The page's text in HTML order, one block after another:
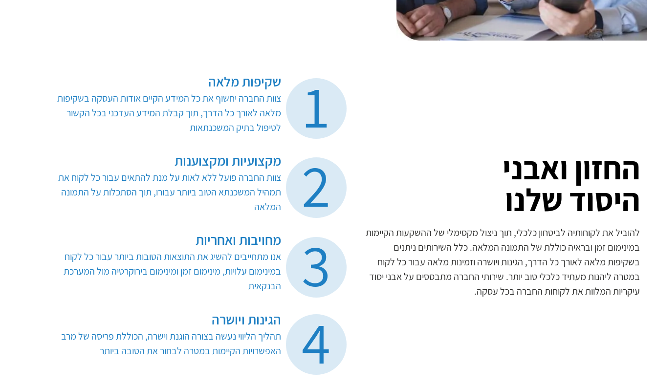
החזון ואבני
היסוד שלנו
להוביל את לקוחותיה לביטחון כלכלי, תוך ניצול מקסימלי של ההשקעות הקיימות
במינימום זמן ובראיה כוללת של התמונה המלאה. כלל השירותים ניתנים
בשקיפות מלאה לאורך כל הדרך, הגינות ויושרה וזמינות מלאה עבור כל לקוח
במטרה ליהנות מעתיד כלכלי טוב יותר. שירותי החברה מתבססים על אבני יסוד
עיקריות המלוות את לקוחות החברה בכל עסקה.
1 שקיפות מלאה
צוות החברה יחשוף את כל המידע הקיים אודות העסקה בשקיפות
מלאה לאורך כל הדרך, תוך קבלת המידע העדכני בכל הקשור
לטיפול בתיק המשכנתאות
2 מקצועיות ומקצוענות
צוות החברה פועל ללא לאות על מנת להתאים עבור כל לקוח את
תמהיל המשכנתא הטוב ביותר עבורו, תוך הסתכלות על התמונה
המלאה
3 מחויבות ואחריות
אנו מתחייבים להשיג את התוצאות הטובות ביותר עבור כל לקוח
במינימום עלויות, מינימום זמן ומינימום בירוקרטיה מול המערכת
הבנקאית
4 הגינות ויושרה
תהליך הליווי נעשה בצורה הוגנת וישרה, הכוללת פריסה של מרב
האפשרויות הקיימות במטרה לבחור את הטובה ביותר